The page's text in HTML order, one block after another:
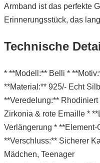
Armband ist das perfekte
Erinnerungsstück, das
Technische
* **Modell:** Belli *
**Material:** 925/- Echt
**Veredelung:**
Zirkonia & rote Emaille *
Verlängerung * **Element-
**Verschluss:** Sicherer
Mädchen, Teenager